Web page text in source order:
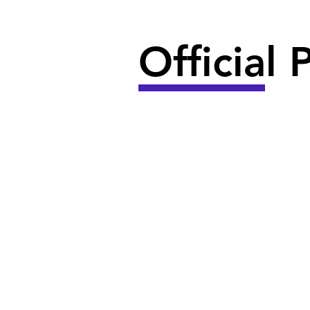
Official